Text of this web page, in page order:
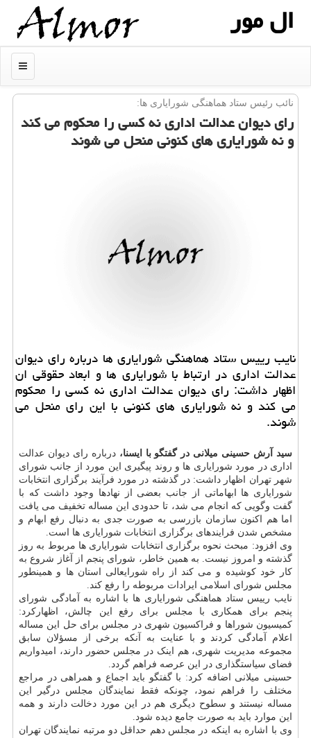
ال مور
منو
نائب رئیس ستاد هماهنگی شورایاری ها:
رای دیوان عدالت اداری نه كسی را محكوم می كند
و نه شورایاری های كنونی منحل می شوند
نایب رییس ستاد هماهنگی شورایاری ها درباره رای دیوان
عدالت اداری در ارتباط با شورایاری ها و ابعاد حقوقی ان
اظهار داشت: رای دیوان عدالت اداری نه كسی را محكوم
می كند و نه شورایاری های كنونی با این رای منحل می
شوند.
سید آرش حسینی میلانی در گفتگو با ایسنا،درباره رای دیوان عدالت
اداری در مورد شورایاری ها و روند پیگیری این مورد از جانب شورای
شهر تهران اظهار داشت: در گذشته در مورد فرآیند برگزاری انتخابات
شورایاری ها ابهاماتی از جانب بعضی از نهادها وجود داشت که با
گفت وگویی که انجام می شد، تا حدودی این مساله تخفیف می یافت
اما هم اکنون سازمان بازرسی به صورت جدی به دنبال رفع ابهام و
مشخص شدن فرایندهای برگزاری انتخابات شورایاری ها است.
وی افزود: مبحث نحوه برگزاری انتخابات شورایاری ها مربوط به روز
گذشته و امروز نیست. به همین خاطر، شورای پنجم از آغاز شروع به
کار خود کوشیده و می کند از راه شورایعالی استان ها و همینطور
مجلس شورای اسلامی ایرادات مربوطه را رفع کند.
نایب رییس ستاد هماهنگی شورایاری ها با اشاره به آمادگی شورای
پنجم برای همکاری با مجلس برای رفع این چالش، اظهارکرد:
کمیسیون شوراها و فراکسیون شهری در مجلس برای حل این مساله
اعلام آمادگی کردند و با عنایت به آنکه برخی از مسؤلان سابق
مجموعه مدیریت شهری، هم اینک در مجلس حضور دارند، امیدواریم
فضای سیاستگذاری در این عرصه فراهم گردد.
حسینی میلانی اضافه کرد: با گفتگو باید اجماع و همراهی در مراجع
مختلف را فراهم نمود، چونکه فقط نمایندگان مجلس درگیر این
مساله نیستند و سطوح دیگری هم در این مورد دخالت دارند و همه
این موارد باید به صورت جامع دیده شود.
وی با اشاره به اینکه در مجلس دهم حداقل دو مرتبه نمایندگان تهران